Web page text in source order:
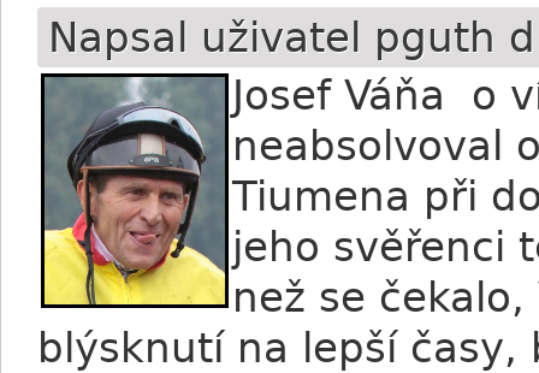
Napsal uživatel pguth
Josef Váňa o
neabsolvoval
Tiumena při
jeho svěřenci
než se
blýsknutí na lepší